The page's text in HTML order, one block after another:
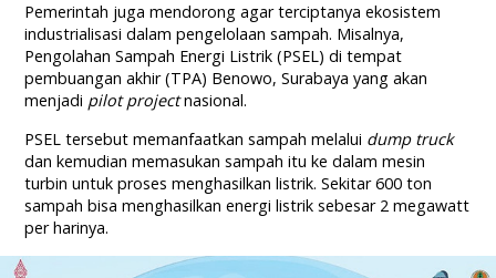
Pemerintah juga mendorong agar terciptanya ekosistem
industrialisasi dalam pengelolaan sampah. Misalnya,
Pengolahan Sampah Energi Listrik (PSEL) di tempat
pembuangan akhir (TPA) Benowo, Surabaya yang akan
menjadi pilot projectnasional.
PSEL tersebut memanfaatkan sampah melalui dump truck
dan kemudian memasukan sampah itu ke dalam mesin
turbin untuk proses menghasilkan listrik. Sekitar 600 ton
sampah bisa menghasilkan energi listrik sebesar 2 megawatt
per harinya.